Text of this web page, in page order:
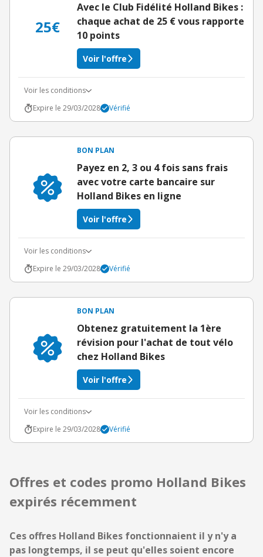
25€
Avec le Club Fidélité Holland Bikes :
chaque achat de 25 € vous rapporte
10 points
Voir l'offre
Voir les conditions
Expire le 29/03/2028
Vérifié
BON PLAN
Payez en 2, 3 ou 4 fois sans frais
avec votre carte bancaire sur
Holland Bikes en ligne
Voir l'offre
Voir les conditions
Expire le 29/03/2028
Vérifié
BON PLAN
Obtenez gratuitement la 1ère
révision pour l'achat de tout vélo
chez Holland Bikes
Voir l'offre
Voir les conditions
Expire le 29/03/2028
Vérifié
Offres et codes promo Holland Bikes
expirés récemment
Ces offres Holland Bikes fonctionnaient il y n'y a
pas longtemps, il se peut qu'elles soient encore